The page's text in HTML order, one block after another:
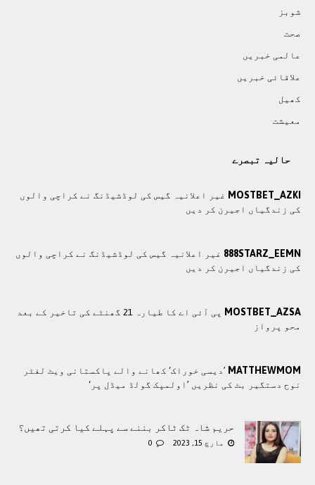
شوبز
صحت
عالمی خبريں
علاقائی خبريں
کھيل
معيشت
حالیہ تبصرے
MOSTBET_AZKI غیر اعلانیہ گیس کی لوڈشیڈنگ نے کراچی والوں
کی زندگیاں اجیرن کر دیں
888STARZ_EEMN غیر اعلانیہ گیس کی لوڈشیڈنگ نے کراچی والوں
کی زندگیاں اجیرن کر دیں
MOSTBET_AZSA
پی آئی اے کا طیارہ 21 گھنٹے کی تاخیر کے بعد
محو پرواز
MATTHEWMOM ’دیسی خوراک‘ کھانے والے پاکستانی ویٹ لفٹر
نوح دستگیر بٹ کی نظریں ’اولمپک گولڈ میڈل پر‘
حریم شاہ ٹک ٹاکر بننے سے پہلے کیا کرتی تھیں؟
مارچ 15, 2023 0